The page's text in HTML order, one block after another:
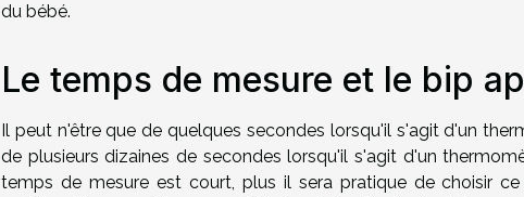
du bébé.
Le temps de mesure et le bip
Il peut n'être que de quelques secondes lorsqu'il s'agit d'un
de plusieurs dizaines de secondes lorsqu'il s'agit d'un
temps de mesure est court, plus il sera pratique de choisir